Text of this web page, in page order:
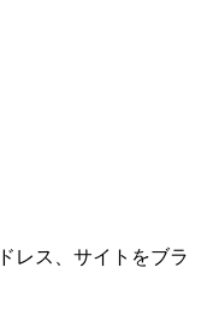
レス、サイトをブラ